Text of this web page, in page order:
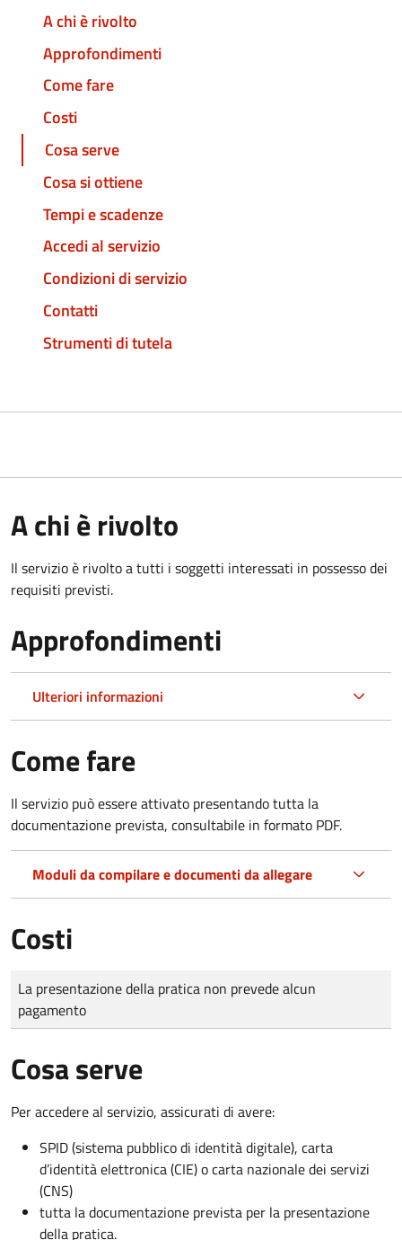
A chi è rivolto
Approfondimenti
Come fare
Costi
Cosa serve
Cosa si ottiene
Tempi e scadenze
Accedi al servizio
Condizioni di servizio
Contatti
Strumenti di tutela
A chi è rivolto
Il servizio è rivolto a tutti i soggetti interessati in possesso dei
requisiti previsti.
Approfondimenti
Ulteriori informazioni
Come fare
Il servizio può essere attivato presentando tutta la
documentazione prevista, consultabile in formato PDF.
Moduli da compilare e documenti da allegare
Costi
Tipo di pagamento
Importo
La presentazione della pratica non prevede alcun
pagamento
Cosa serve
Per accedere al servizio, assicurati di avere:
SPID (sistema pubblico di identità digitale), carta
d’identità elettronica (CIE) o carta nazionale dei servizi
(CNS)
tutta la documentazione prevista per la presentazione
della pratica.